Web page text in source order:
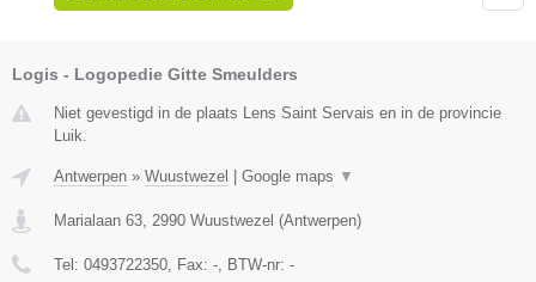
Logis - Logopedie Gitte Smeulders
Niet gevestigd in de plaats Lens Saint Servais en in de provincie
Luik.
Antwerpen » Wuustwezel Google maps ▼
Marialaan 63, 2990 Wuustwezel (Antwerpen)
Tel: 0493722350, Fax: -, BTW-nr: -